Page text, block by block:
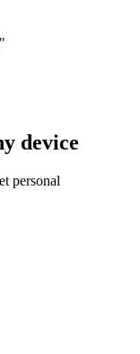
"איך חוויית סף-מוות משפיעה על תפיסת העולם"
device
personal